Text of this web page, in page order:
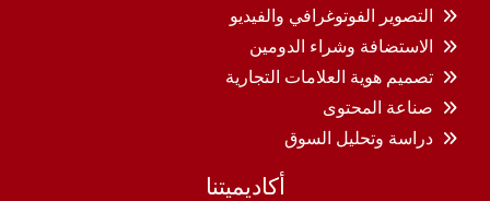
التصوير الفوتوغرافي والفيديو
الاستضافة وشراء الدومين
تصميم هوية العلامات التجارية
صناعة المحتوى
دراسة وتحليل السوق
أكاديميتنا